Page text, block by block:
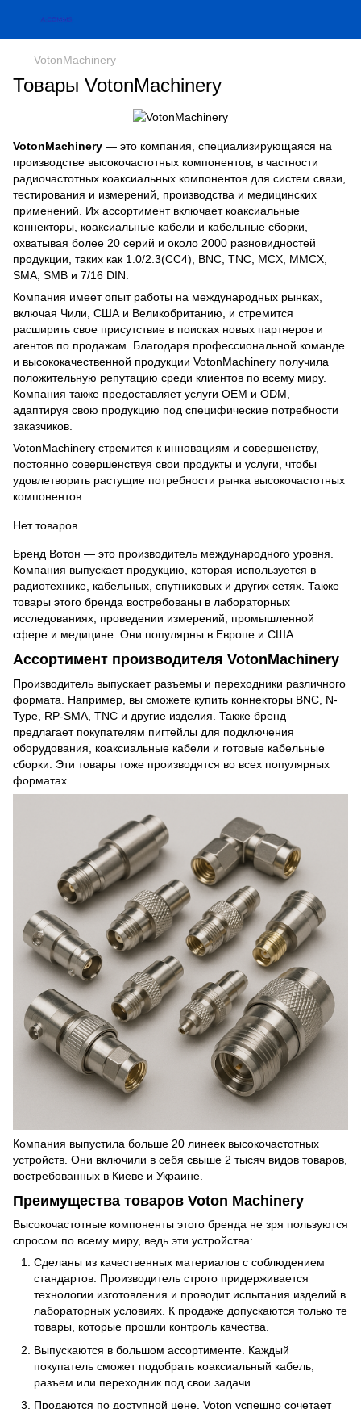
VotonMachinery
Товары VotonMachinery
VotonMachinery — это компания, специализирующаяся на
производстве высокочастотных компонентов, в частности
радиочастотных коаксиальных компонентов для систем связи,
тестирования и измерений, производства и медицинских
применений. Их ассортимент включает коаксиальные
коннекторы, коаксиальные кабели и кабельные сборки,
охватывая более 20 серий и около 2000 разновидностей
продукции, таких как 1.0/2.3(CC4), BNC, TNC, MCX, MMCX,
SMA, SMB и 7/16 DIN.
Компания имеет опыт работы на международных рынках,
включая Чили, США и Великобританию, и стремится
расширить свое присутствие в поисках новых партнеров и
агентов по продажам. Благодаря профессиональной команде
и высококачественной продукции VotonMachinery получила
положительную репутацию среди клиентов по всему миру.
Компания также предоставляет услуги OEM и ODM,
адаптируя свою продукцию под специфические потребности
заказчиков.
VotonMachinery стремится к инновациям и совершенству,
постоянно совершенствуя свои продукты и услуги, чтобы
удовлетворить растущие потребности рынка высокочастотных
компонентов.
Нет товаров
Бренд Вотон — это производитель международного уровня.
Компания выпускает продукцию, которая используется в
радиотехнике, кабельных, спутниковых и других сетях. Также
товары этого бренда востребованы в лабораторных
исследованиях, проведении измерений, промышленной
сфере и медицине. Они популярны в Европе и США.
Ассортимент производителя VotonMachinery
Производитель выпускает разъемы и переходники различного
формата. Например, вы сможете купить коннекторы BNC, N-
Type, RP-SMA, TNC и другие изделия. Также бренд
предлагает покупателям пигтейлы для подключения
оборудования, коаксиальные кабели и готовые кабельные
сборки. Эти товары тоже производятся во всех популярных
форматах.
Компания выпустила больше 20 линеек высокочастотных
устройств. Они включили в себя свыше 2 тысяч видов товаров,
востребованных в Киеве и Украине.
Преимущества товаров Voton Machinery
Высокочастотные компоненты этого бренда не зря пользуются
спросом по всему миру, ведь эти устройства:
Сделаны из качественных материалов с соблюдением
стандартов. Производитель строго придерживается
технологии изготовления и проводит испытания изделий в
лабораторных условиях. К продаже допускаются только те
товары, которые прошли контроль качества.
Выпускаются в большом ассортименте. Каждый
покупатель сможет подобрать коаксиальный кабель,
разъем или переходник под свои задачи.
Продаются по доступной цене. Voton успешно сочетает